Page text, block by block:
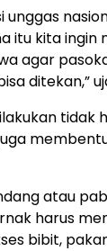
unggas
itu kita
agar
ditekan,”
tidak
atau
harus
bibit,